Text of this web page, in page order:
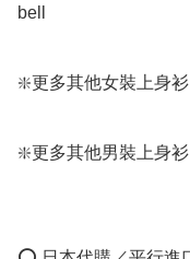
bell
❇️更多其他女裝上身
❇️更多其他男裝上身